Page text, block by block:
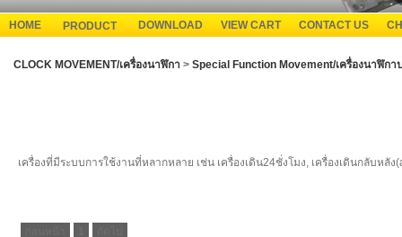
HOME PRODUCT DOWNLOAD VIEW CART CONTACT US
CLOCK MOVEMENT/เครื่องนาฬิกา > Special Function Movement/เครื่องนาฬิกา
เครื่องที่มีระบบการใช้งานที่หลากหลาย เช่น เครื่องเดิน24ชั่งโมง, เครื่องเดินกลับหลัง